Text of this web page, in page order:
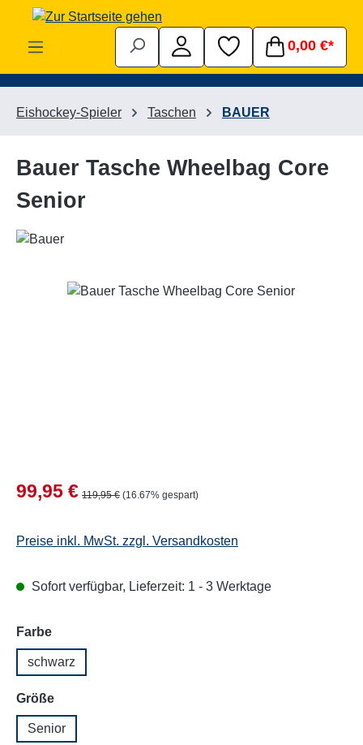
Zum Hauptinhalt springen
0,00 €*
Eishockey-Spieler Taschen BAUER
Bauer Tasche Wheelbag Core
Senior
Bildergalerie überspringen
Verkaufspreis:
99,95 € Regulärer Preis:
119,95 € (16.67% gespart)
Preise inkl. MwSt. zzgl. Versandkosten
Sofort verfügbar, Lieferzeit: 1 - 3 Werktage
Farbeauswählen
schwarz
Größeauswählen
Senior